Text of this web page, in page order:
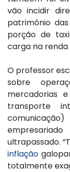
vão incidir
patrimônio
porção de
carga na renda
O professor
sobre
mercadorias
transporte
ultrapassado.
inflação
totalmente